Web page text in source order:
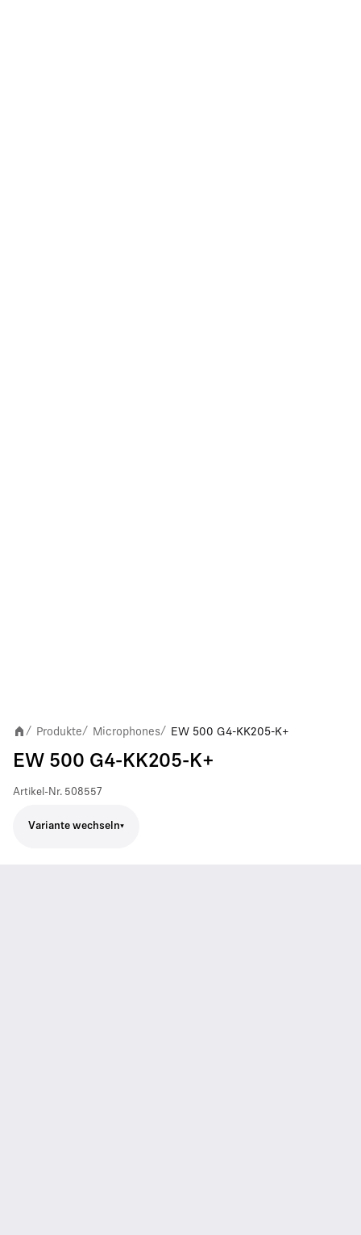
/ Produkte/ Microphones/ EW 500 G4-KK205-K+
EW 500 G4-KK205-K+
Artikel-Nr. 508557
Variante wechseln